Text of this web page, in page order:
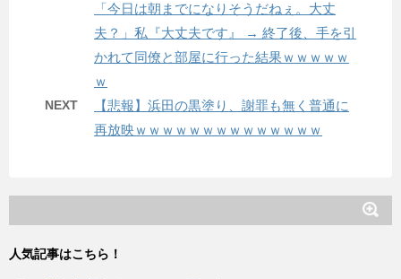
「今日は朝までになりそうだねぇ。大丈
夫？」私『大丈夫です』 → 終了後、手を引
かれて同僚と部屋に行った結果ｗｗｗｗｗ
ｗ
NEXT
【悲報】浜田の黒塗り、謝罪も無く普通に
再放映ｗｗｗｗｗｗｗｗｗｗｗｗｗｗ
人気記事はこちら！